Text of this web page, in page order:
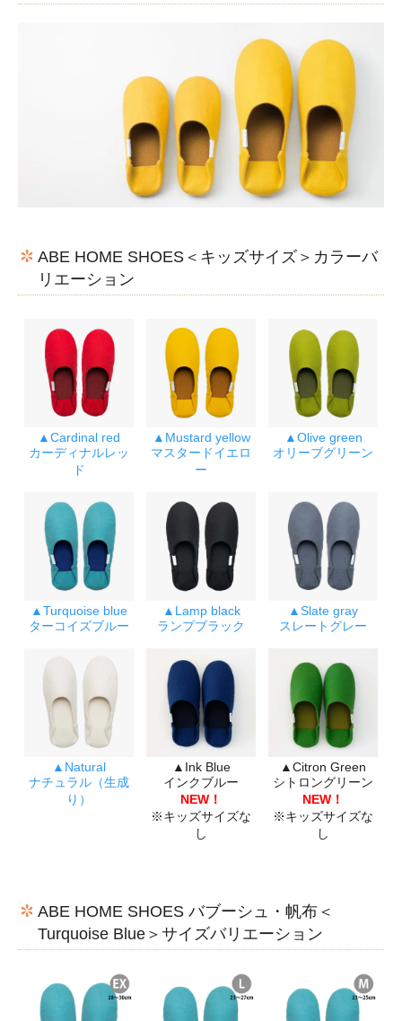
ABE HOME SHOES＜キッズサイズ＞カラーバ
リエーション
▲Cardinal red
カーディナルレッ
ド
▲Mustard yellow
マスタードイエロ
ー
▲Olive green
オリーブグリーン
▲Turquoise blue
ターコイズブルー
▲Lamp black
ランプブラック
▲Slate gray
スレートグレー
▲Natural
ナチュラル（生成
り）
▲Ink Blue
インクブルー
NEW！
※キッズサイズな
し
▲Citron Green
シトロングリーン
NEW！
※キッズサイズな
し
ABE HOME SHOES バブーシュ・帆布＜
Turquoise Blue＞サイズバリエーション